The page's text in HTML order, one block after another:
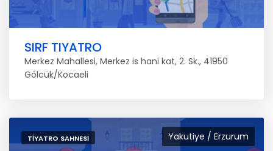
SIRF TIYATRO
Merkez Mahallesi, Merkez is hani kat, 2. Sk., 41950
Gölcük/Kocaeli
Yakutiye / Erzurum
TIYATRO SAHNESI